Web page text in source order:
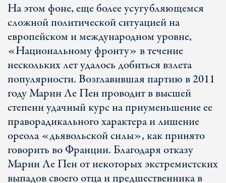
На этом фоне, еще более усугубляющемся
сложной политической ситуацией на
европейском и международном уровне,
«Национальному фронту» в течение
нескольких лет удалось добиться взлета
популярности. Возглавившая партию в 2011
году Марин Ле Пен проводит в высшей
степени удачный курс на приуменьшение ее
праворадикального характера и лишение
ореола «дьявольской силы», как принято
говорить во Франции. Благодаря отказу
Марин Ле Пен от некоторых экстремистских
выпадов своего отца и предшественника в